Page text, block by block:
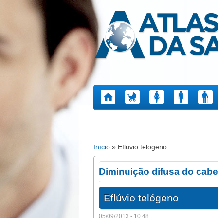
Atlas da Saúde
Está aqui
Início » Eflúvio telógeno
Diminuição difusa do
Eflúvio telógeno
05/09/2013 - 10:48